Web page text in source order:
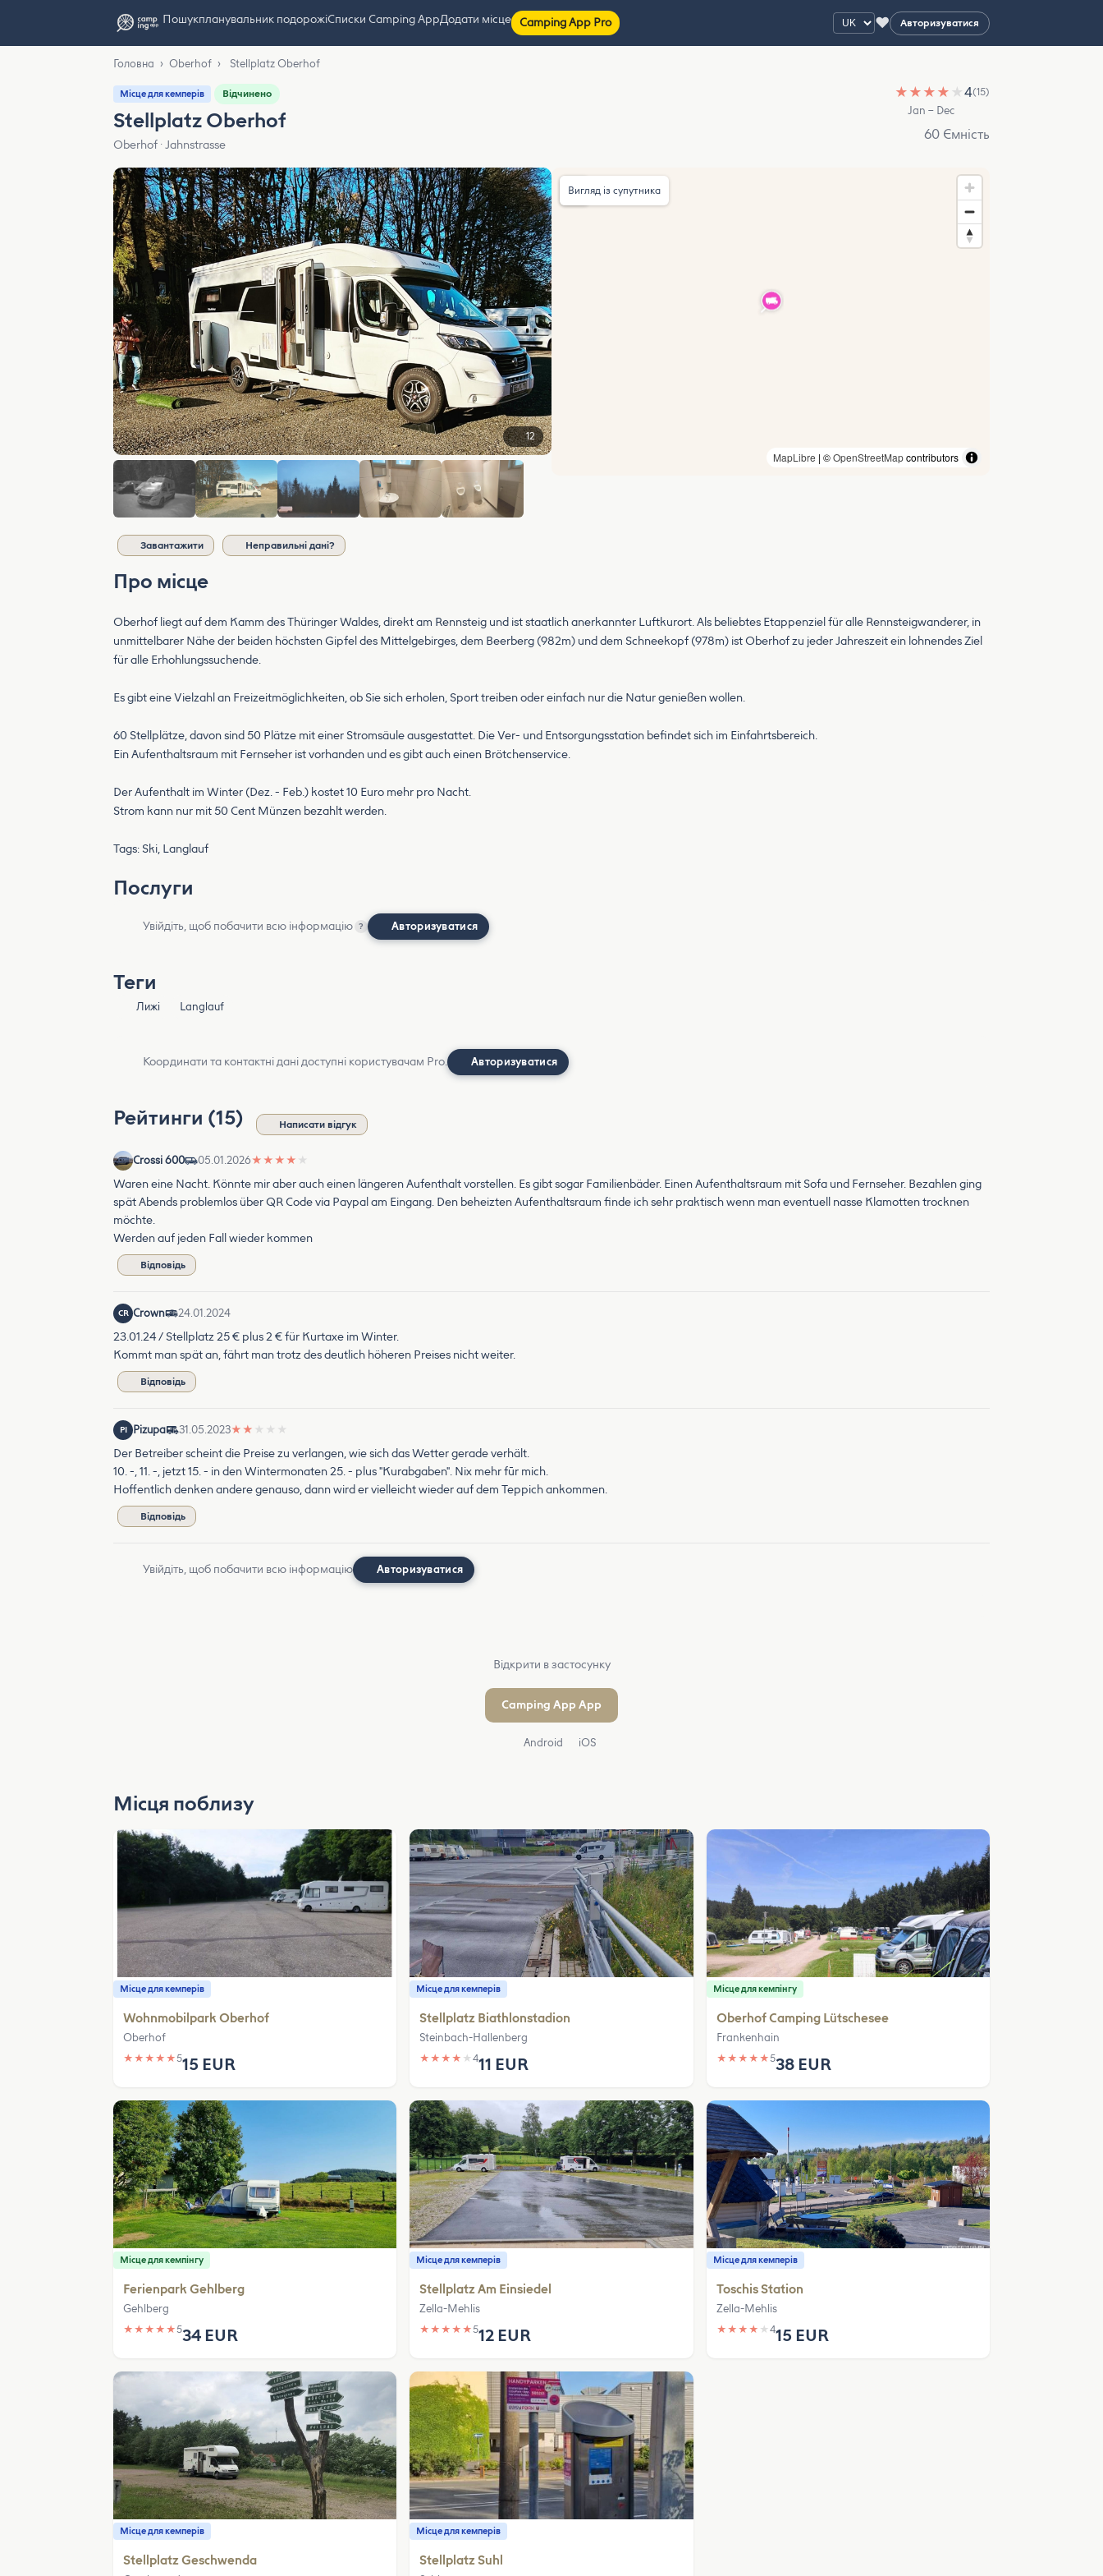
Пошукпланувальник подорожіСписки Camping AppДодати місце Camping App Pro ♥ Авторизуватися
Головна › Oberhof › Stellplatz Oberhof
Місце для кемперів Відчинено
Stellplatz Oberhof
Oberhof · Jahnstrasse
★ ★ ★ ★ ★4(15)
Jan – Dec
60 Ємність
12
MapLibre | ©OpenStreetMapcontributors
Вигляд із супутника
Завантажити Неправильні дані?
Про місце
Oberhof liegt auf dem Kamm des Thüringer Waldes, direkt am Rennsteig und ist staatlich anerkannter Luftkurort. Als beliebtes Etappenziel für alle Rennsteigwanderer, in
unmittelbarer Nähe der beiden höchsten Gipfel des Mittelgebirges, dem Beerberg (982m) und dem Schneekopf (978m) ist Oberhof zu jeder Jahreszeit ein lohnendes Ziel
für alle Erhohlungssuchende.
Es gibt eine Vielzahl an Freizeitmöglichkeiten, ob Sie sich erholen, Sport treiben oder einfach nur die Natur genießen wollen.
60 Stellplätze, davon sind 50 Plätze mit einer Stromsäule ausgestattet. Die Ver- und Entsorgungsstation befindet sich im Einfahrtsbereich.
Ein Aufenthaltsraum mit Fernseher ist vorhanden und es gibt auch einen Brötchenservice.
Der Aufenthalt im Winter (Dez. - Feb.) kostet 10 Euro mehr pro Nacht.
Strom kann nur mit 50 Cent Münzen bezahlt werden.
Tags: Ski, Langlauf
Послуги
Увійдіть, щоб побачити всю інформацію ? Авторизуватися
Теги
Лижі Langlauf
Координати та контактні дані доступні користувачам Pro. Авторизуватися
Рейтинги (15) Написати відгук
Crossi 600 05.01.2026★ ★ ★ ★ ★
Waren eine Nacht. Könnte mir aber auch einen längeren Aufenthalt vorstellen. Es gibt sogar Familienbäder. Einen Aufenthaltsraum mit Sofa und Fernseher. Bezahlen ging
spät Abends problemlos über QR Code via Paypal am Eingang. Den beheizten Aufenthaltsraum finde ich sehr praktisch wenn man eventuell nasse Klamotten trocknen
möchte.
Werden auf jeden Fall wieder kommen
Відповідь
CR Crown 24.01.2024
23.01.24 / Stellplatz 25 € plus 2 € für Kurtaxe im Winter.
Kommt man spät an, fährt man trotz des deutlich höheren Preises nicht weiter.
Відповідь
PI Pizupa 31.05.2023★ ★ ★ ★ ★
Der Betreiber scheint die Preise zu verlangen, wie sich das Wetter gerade verhält.
10. -, 11. -, jetzt 15. - in den Wintermonaten 25. - plus "Kurabgaben". Nix mehr fūr mich.
Hoffentlich denken andere genauso, dann wird er vielleicht wieder auf dem Teppich ankommen.
Відповідь
Увійдіть, щоб побачити всю інформацію Авторизуватися
Відкрити в застосунку
Camping App App
Android iOS
Місця поблизу
Місце для кемперів
Wohnmobilpark Oberhof
Oberhof
★ ★ ★ ★ ★515 EUR
Місце для кемперів
Stellplatz Biathlonstadion
Steinbach-Hallenberg
★ ★ ★ ★ ★411 EUR
Місце для кемпінгу
Oberhof Camping Lütschesee
Frankenhain
★ ★ ★ ★ ★538 EUR
Місце для кемпінгу
Ferienpark Gehlberg
Gehlberg
★ ★ ★ ★ ★534 EUR
Місце для кемперів
Stellplatz Am Einsiedel
Zella-Mehlis
★ ★ ★ ★ ★512 EUR
Місце для кемперів
Toschis Station
Zella-Mehlis
★ ★ ★ ★ ★ 415 EUR
Місце для кемперів
Stellplatz Geschwenda
Місце для кемперів
Stellplatz Suhl